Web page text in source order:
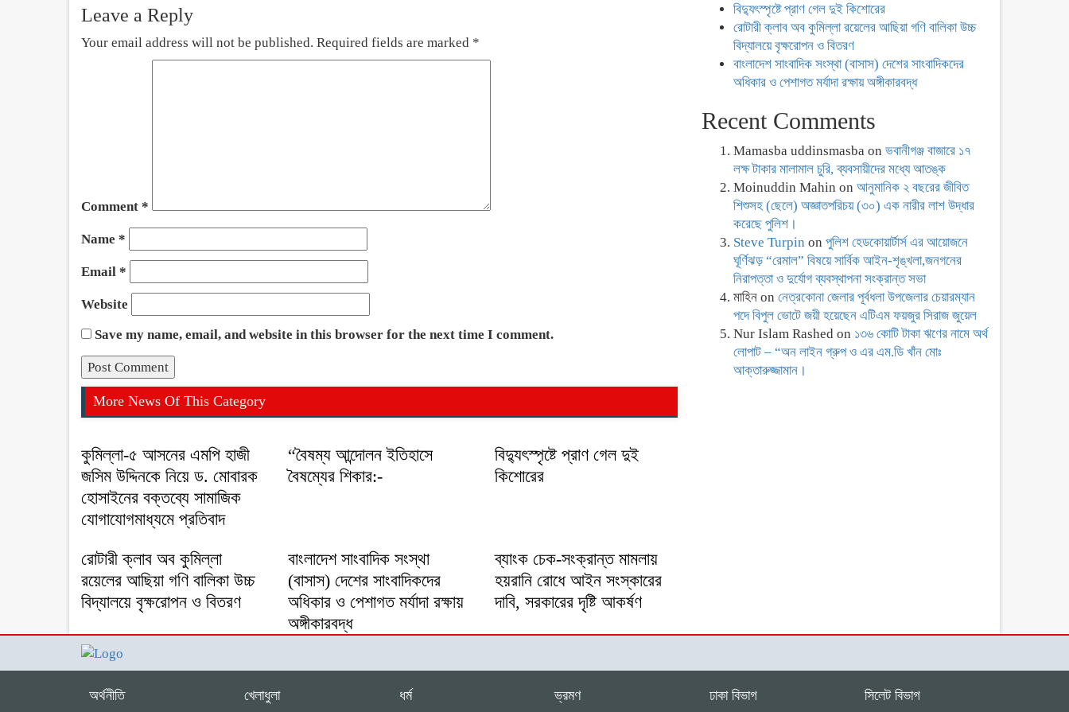
Leave a Reply
Your email address will not be published. Required fields are marked *
Comment *
Name *
Email *
Website
Save my name, email, and website in this browser for the next time I comment.
More News Of This Category
কুমিল্লা-৫ আসনের এমপি হাজী
জসিম উদ্দিনকে নিয়ে ড. মোবারক
হোসাইনের বক্তব্যে সামাজিক
যোগাযোগমাধ্যমে প্রতিবাদ
“বৈষম্য আন্দোলন ইতিহাসে
বৈষম্যের শিকার:-
বিদ্যুৎস্পৃষ্টে প্রাণ গেল দুই
কিশোরের
রোটারী ক্লাব অব কুমিল্লা
রয়েলের আছিয়া গণি বালিকা উচ্চ
বিদ্যালয়ে বৃক্ষরোপন ও বিতরণ
বাংলাদেশ সাংবাদিক সংস্থা
(বাসাস) দেশের সাংবাদিকদের
অধিকার ও পেশাগত মর্যাদা রক্ষায়
অঙ্গীকারবদ্ধ
ব্যাংক চেক-সংক্রান্ত মামলায়
হয়রানি রোধে আইন সংস্কারের
দাবি, সরকারের দৃষ্টি আকর্ষণ
বিদ্যুৎস্পৃষ্টে প্রাণ গেল দুই কিশোরের
রোটারী ক্লাব অব কুমিল্লা রয়েলের আছিয়া গণি বালিকা উচ্চ
বিদ্যালয়ে বৃক্ষরোপন ও বিতরণ
বাংলাদেশ সাংবাদিক সংস্থা (বাসাস) দেশের সাংবাদিকদের
অধিকার ও পেশাগত মর্যাদা রক্ষায় অঙ্গীকারবদ্ধ
Recent Comments
Mamasba uddinsmasba on ভবানীগঞ্জ বাজারে ১৭
লক্ষ টাকার মালামাল চুরি, ব্যবসায়ীদের মধ্যে আতঙ্ক
Moinuddin Mahin on আনুমানিক ২ বছরের জীবিত
শিশুসহ (ছেলে) অজ্ঞাতপরিচয় (৩০) এক নারীর লাশ উদ্ধার
করেছে পুলিশ।
Steve Turpin on পুলিশ হেডকোয়ার্টার্স এর আয়োজনে
ঘূর্ণিঝড় “রেমাল” বিষয়ে সার্বিক আইন-শৃঙ্খলা,জনগনের
নিরাপত্তা ও দুর্যোগ ব্যবস্থাপনা সংক্রান্ত সভা
মাহিন on নেত্রকোনা জেলার পূর্বধলা উপজেলার চেয়ারম্যান
পদে বিপুল ভোটে জয়ী হয়েছেন এটিএম ফয়জুর সিরাজ জুয়েল
Nur Islam Rashed on ১৩৬ কোটি টাকা ঋণের নামে অর্থ
লোপাট – “অন লাইন গ্রুপ ও এর এম.ডি খাঁন মোঃ
আক্তারুজ্জামান।
অর্থনীতি খেলাধুলা ধর্ম ভ্রমণ ঢাকা বিভাগ সিলেট বিভাগ